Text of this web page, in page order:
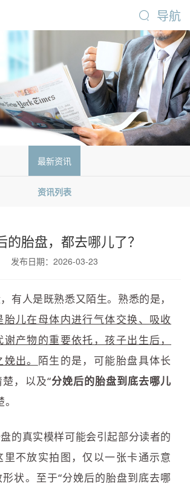
导航
最新资讯
资讯列表
的胎盘，都去哪儿了？
发布日期：2026-03-23
有人是既熟悉又陌生。熟悉的是，
胎儿在母体内进行气体交换、吸收
产物的重要依托，孩子出生后，
出。 陌生的是，可能胎盘具体长
，以及“分娩后的胎盘到底去哪儿
的真实模样可能会引起部分读者的
里不放实拍图，仅以一张卡通示意
状。至于“分娩后的胎盘到底去哪